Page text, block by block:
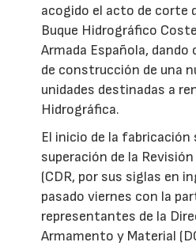
acogido el acto de corte
Buque Hidrográfico
Armada Española,
de construcción de una
unidades destinadas a
Hidrográfica.
El inicio de la fabricación
superación de la
(CDR, por sus siglas en
pasado viernes con la
representantes de la
Armamento y Material